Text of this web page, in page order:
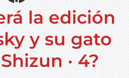
la edición
y su gato
· 4?